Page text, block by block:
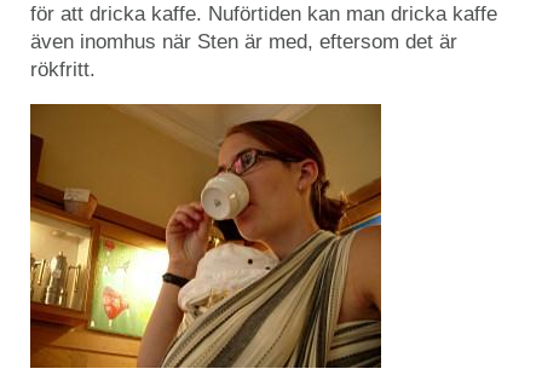
för att dricka kaffe. Nuförtiden kan man dricka kaffe
även inomhus när Sten är med, eftersom det är
rökfritt.